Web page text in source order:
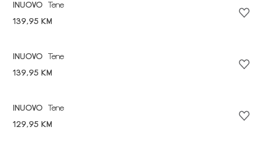
INUOVO
Tene
139,95 KM
INUOVO
Tene
139,95 KM
INUOVO
Tene
129,95 KM